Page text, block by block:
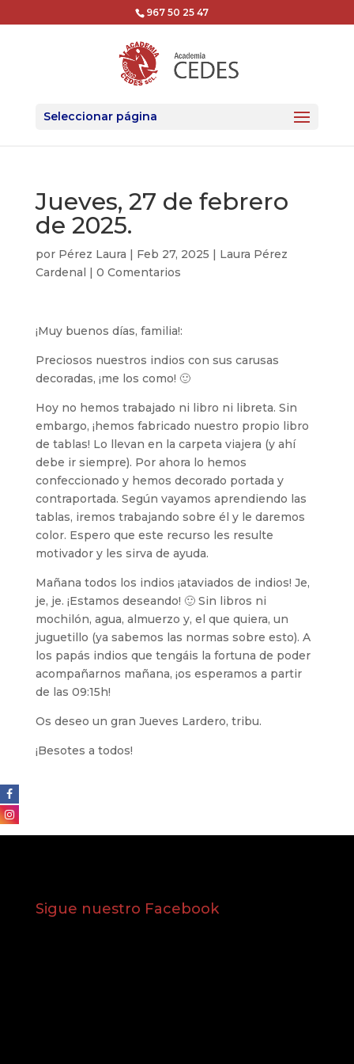
967 50 25 47
Seleccionar página
Jueves, 27 de febrero
de 2025.
por Pérez Laura | Feb 27, 2025 | Laura Pérez
Cardenal | 0 Comentarios
¡Muy buenos días, familia!:
Preciosos nuestros indios con sus carusas
decoradas, ¡me los como! 🙂
Hoy no hemos trabajado ni libro ni libreta. Sin
embargo, ¡hemos fabricado nuestro propio libro
de tablas! Lo llevan en la carpeta viajera (y ahí
debe ir siempre). Por ahora lo hemos
confeccionado y hemos decorado portada y
contraportada. Según vayamos aprendiendo las
tablas, iremos trabajando sobre él y le daremos
color. Espero que este recurso les resulte
motivador y les sirva de ayuda.
Mañana todos los indios ¡ataviados de indios! Je,
je, je. ¡Estamos deseando! 🙂 Sin libros ni
mochilón, agua, almuerzo y, el que quiera, un
juguetillo (ya sabemos las normas sobre esto). A
los papás indios que tengáis la fortuna de poder
acompañarnos mañana, ¡os esperamos a partir
de las 09:15h!
Os deseo un gran Jueves Lardero, tribu.
¡Besotes a todos!
Sigue nuestro Facebook